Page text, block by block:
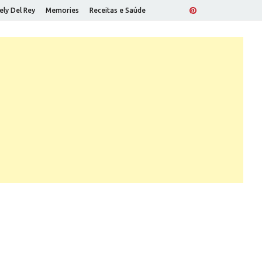
Del Rey Memories Receitas e Saúde